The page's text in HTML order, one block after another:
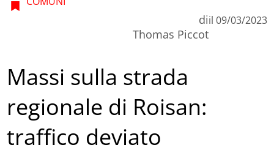
di
Thomas Piccot
il 09/03/2023
Massi sulla strada
regionale di Roisan:
traffico deviato